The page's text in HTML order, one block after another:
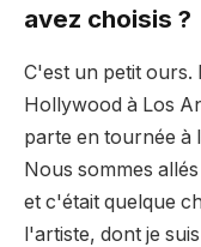
avez choisis ?
C'est un petit ours.
Hollywood à Los
parte en tournée à
Nous sommes
et c'était quelque
l'artiste, dont je